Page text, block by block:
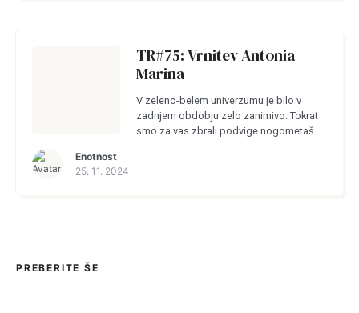
TR#75: Vrnitev Antonia
Marina
V zeleno-belem univerzumu je bilo v
zadnjem obdobju zelo zanimivo. Tokrat
smo za vas zbrali podvige nogometašev,
Enotnost
25. 11. 2024
PREBERITE ŠE